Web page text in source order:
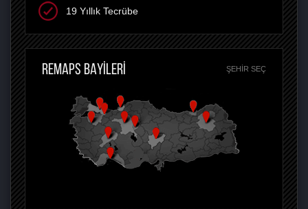
19 Yıllık Tecrübe
REMAPS BAYİLERİ ŞEHIR SEÇ